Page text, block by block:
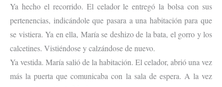
Ya hecho el recorrido. El celador le entregó la bolsa con sus
pertenencias, indicándole que pasara a una habitación para que
se vistiera. Ya en ella, María se deshizo de la bata, el gorro y los
calcetines. Vistiéndose y calzándose de nuevo.
Ya vestida. María salió de la habitación. El celador, abrió una vez
más la puerta que comunicaba con la sala de espera. A la vez